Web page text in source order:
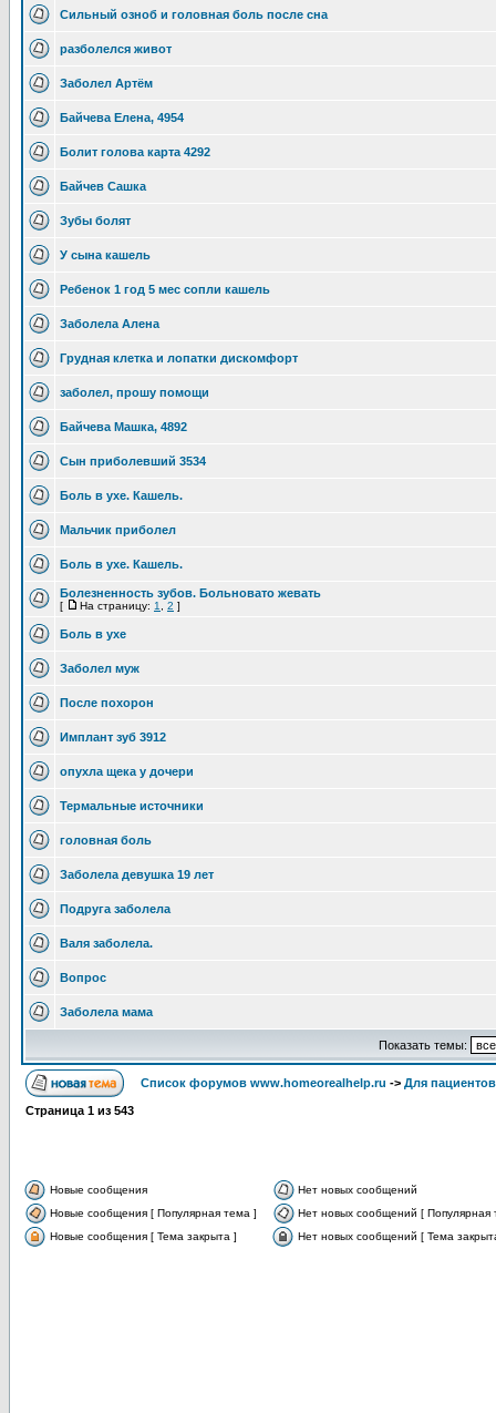
Сильный озноб и головная боль после сна
разболелся живот
Заболел Артём
Байчева Елена, 4954
Болит голова карта 4292
Байчев Сашка
Зубы болят
У сына кашель
Ребенок 1 год 5 мес сопли кашель
Заболела Алена
Грудная клетка и лопатки дискомфорт
заболел, прошу помощи
Байчева Машка, 4892
Сын приболевший 3534
Боль в ухе. Кашель.
Мальчик приболел
Боль в ухе. Кашель.
Болезненность зубов. Больновато жевать
[ На страницу: 1 2 ]
Боль в ухе
Заболел муж
После похорон
Имплант зуб 3912
опухла щека у дочери
Термальные источники
головная боль
Заболела девушка 19 лет
Подруга заболела
Валя заболела.
Вопрос
Заболела мама
Показать темы:
Список форумов www.homeorealhelp.ru -> Для пациентов
Страница 1 из 543
Новые сообщения
Нет новых сообщений
Новые сообщения [ Популярная тема ]
Нет новых сообщений [ Популярная
Новые сообщения [ Тема закрыта ]
Нет новых сообщений [ Тема